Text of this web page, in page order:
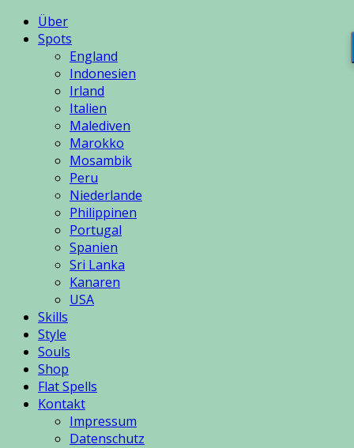
Über
Spots
England
Indonesien
Irland
Italien
Malediven
Marokko
Mosambik
Peru
Niederlande
Philippinen
Portugal
Spanien
Sri Lanka
Kanaren
USA
Skills
Style
Souls
Shop
Flat Spells
Kontakt
Impressum
Datenschutz